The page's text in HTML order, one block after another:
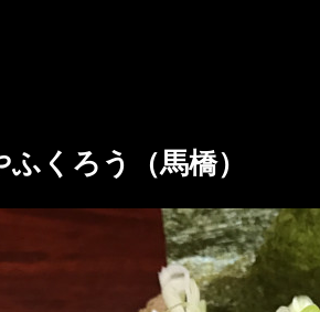
ふくろう（馬橋）